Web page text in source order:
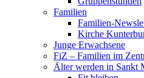
Familien
Familien-
Kirche
Junge Erwachsene
FiZ – Familien im
Älter werden in Sankt